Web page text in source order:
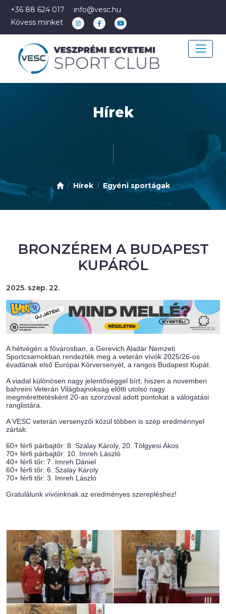
+36 88 624 017
info@vesc.hu
Kövess minket
Hírek
Hírek Egyéni sportágak
BRONZÉREM A BUDAPEST
KUPÁRÓL
2025. szep. 22.
A hétvégén a fővárosban, a Gerevich Aladár Nemzeti
Sportcsarnokban rendezték meg a veterán vívók 2025/26-os
évadának első Európai Körversenyét, a rangos Budapest Kupát.
A viadal különösen nagy jelentőséggel bírt, hiszen a novemberi
bahreini Veterán Világbajnokság előtti utolsó nagy
megmérettetésként 20-as szorzóval adott pontokat a válogatási
ranglistára.
A VESC veterán versenyzői közül többen is szép eredménnyel
zártak:
60+ férfi párbajtőr: 8. Szalay Károly, 20. Tölgyesi Ákos
70+ férfi párbajtőr: 10. Imreh László
40+ férfi tőr: 7. Imreh Dániel
60+ férfi tőr: 6. Szalay Károly
70+ férfi tőr: 3. Imreh László
Gratulálunk vívóinknak az eredményes szerepléshez!